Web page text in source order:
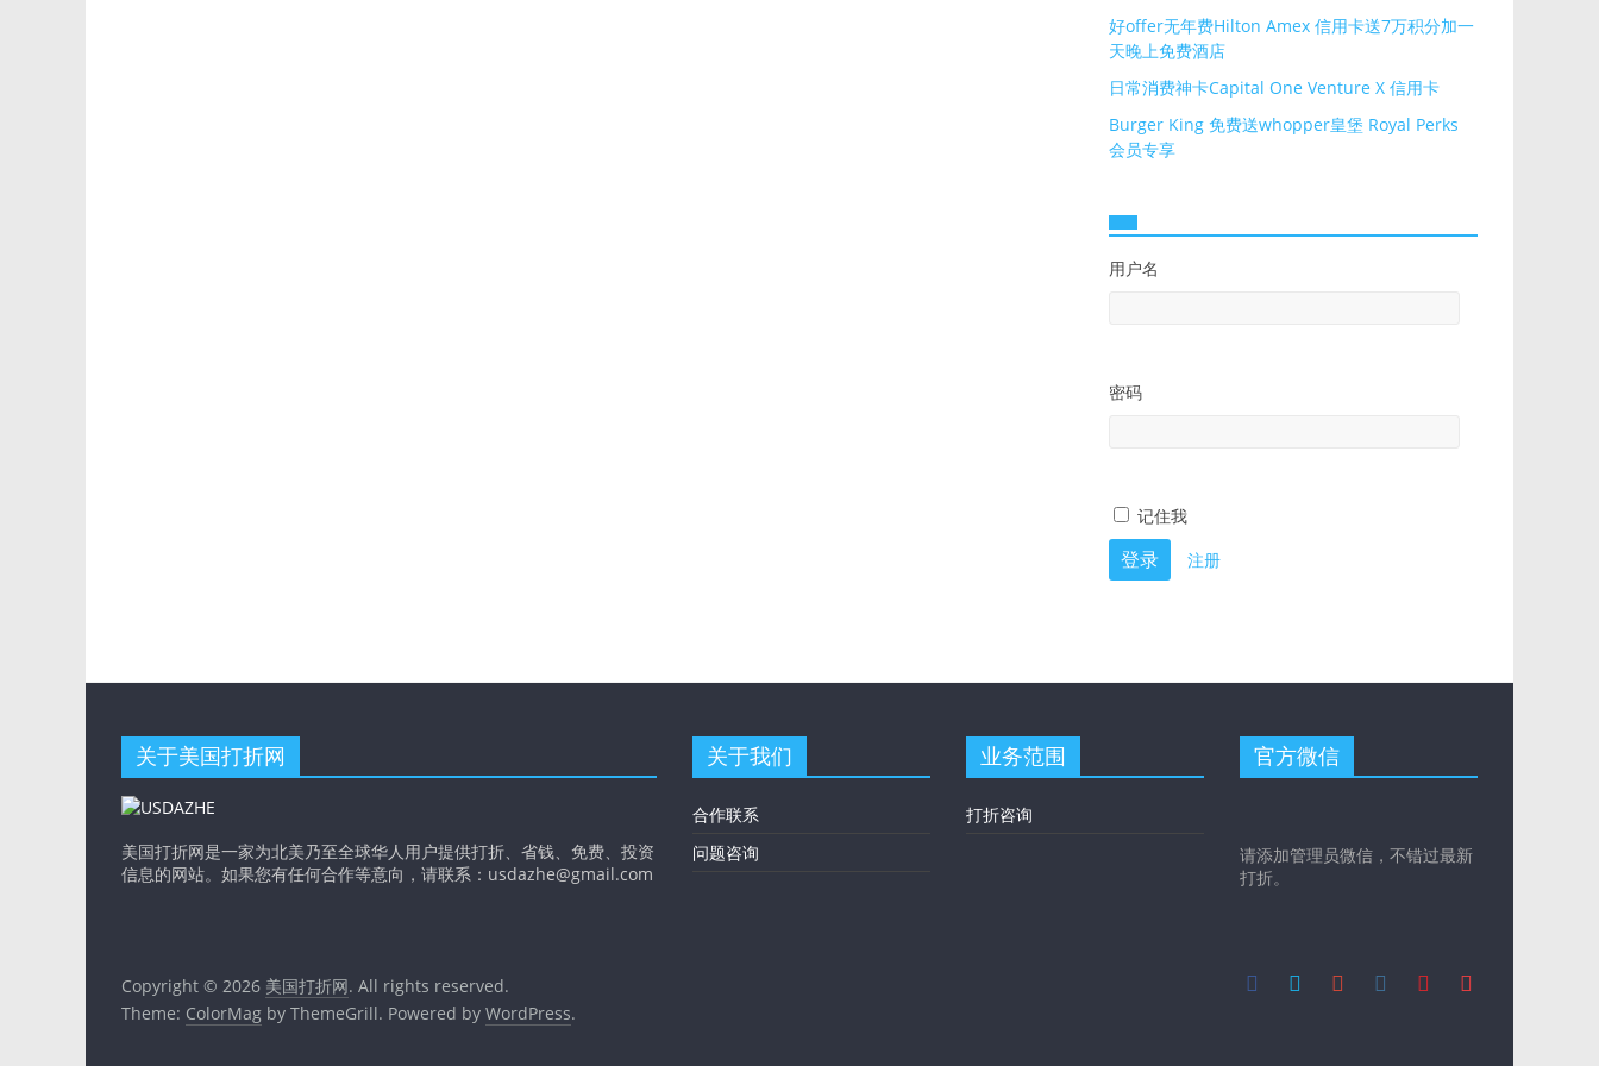
好offer无年费Hilton Amex 信用卡送7万积分加一
天晚上免费酒店
日常消费神卡Capital One Venture X 信用卡
Burger King 免费送whopper皇堡 Royal Perks
会员专享
用户名
密码
记住我
注册
关于美国打折网
美国打折网是一家为北美乃至全球华人用户提供打折、省钱、免费、投资
信息的网站。如果您有任何合作等意向，请联系：usdazhe@gmail.com
关于我们
合作联系
问题咨询
业务范围
打折咨询
官方微信
请添加管理员微信，不错过最新
打折。
Copyright © 2026 美国打折网. All rights reserved.
Theme: ColorMag by ThemeGrill. Powered by WordPress.